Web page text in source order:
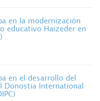
en la modernización
educativo Haizeder en
en el desarrollo del
Donostia International